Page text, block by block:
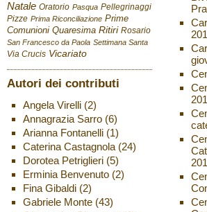
Natale Oratorio Pasqua Pellegrinaggi
Pizze Prima Riconciliazione Prime
Comunioni Quaresima Ritiri Rosario
San Francesco da Paola Settimana Santa
Via Crucis Vicariato
Autori dei contributi
Angela Virelli(2)
Annagrazia Sarro(6)
Arianna Fontanelli(1)
Caterina Castagnola(24)
Dorotea Petriglieri(5)
Erminia Benvenuto(2)
Fina Gibaldi(2)
Gabriele Monte(43)